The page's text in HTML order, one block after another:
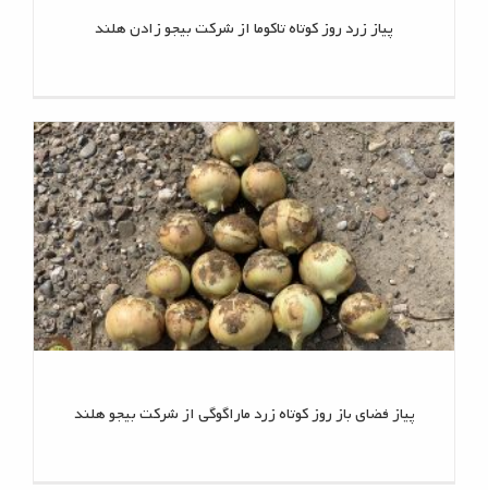
پیاز زرد روز کوتاه تاکوما از شرکت بیجو زادن هلند
پیاز فضای باز روز کوتاه زرد ماراگوگی از شرکت بیجو هلند